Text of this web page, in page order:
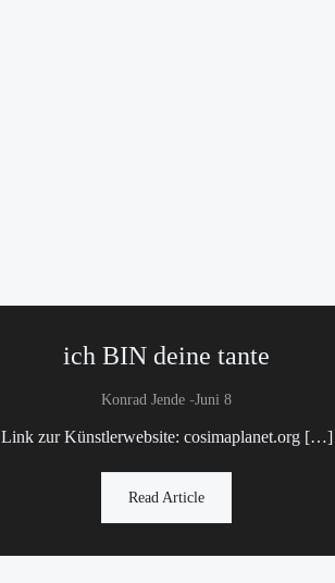
ich BIN deine tante
Konrad Jende -Juni 8
Link zur Künstlerwebsite: cosimaplanet.org […]
Read Article